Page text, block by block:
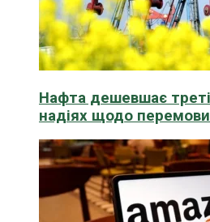
Нафта дешевшає
надіях щодо